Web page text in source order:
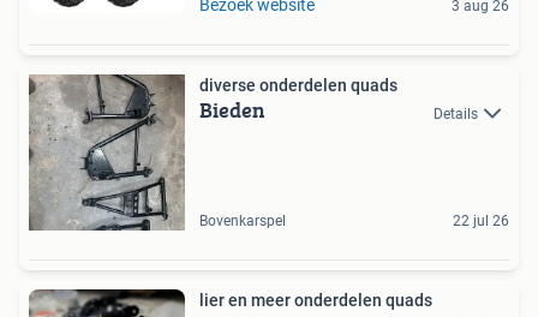
Bezoek website 3 aug 26
diverse onderdelen quads
Bieden Details
Bovenkarspel 22 jul 26
lier en meer onderdelen quads